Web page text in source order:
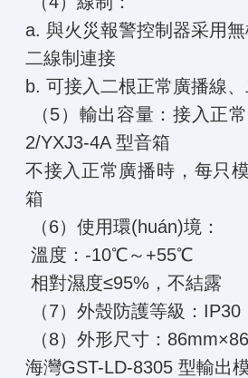
a. 與火災報警控制器采用無
二線制連接
b. 可接入二根正常廣播線
（5）輸出容量：接入正
2/YXJ3-4A 型音箱
不接入正常廣播時，每
箱
（6）使用環(huán)境：
溫度：-10℃～+55℃
相對濕度≤95%，不結露
（7）外殼防護等級：IP30
（8）外形尺寸：
海灣GST-LD-8305 型輸出